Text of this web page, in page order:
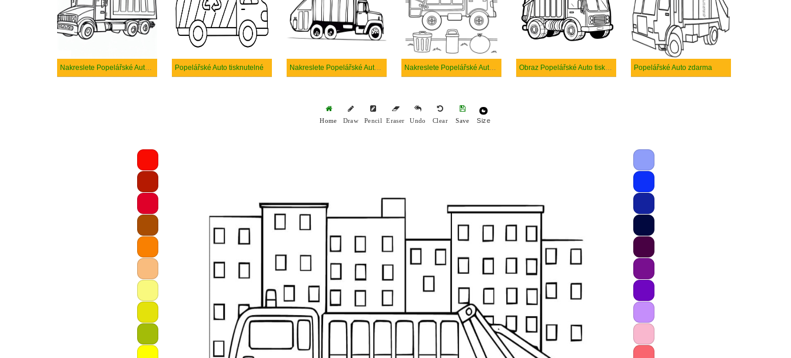
Nakreslete Popelářské Auto základní Popelářské Auto tisknutelné Nakreslete Popelářské Auto prostý Nakreslete Popelářské Auto zdarma pro děti Obraz Popelářské Auto tisknutelné Popelářské Auto zdarma
Home Draw Pencil Eraser Undo Clear Save Size